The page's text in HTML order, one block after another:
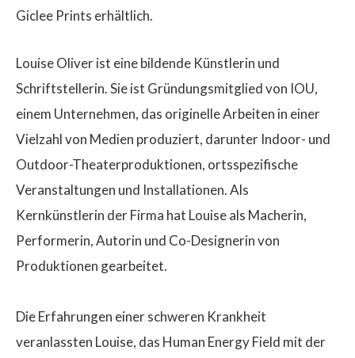
Giclee Prints erhältlich.
Louise Oliver ist eine bildende Künstlerin und
Schriftstellerin. Sie ist Gründungsmitglied von IOU,
einem Unternehmen, das originelle Arbeiten in einer
Vielzahl von Medien produziert, darunter Indoor- und
Outdoor-Theaterproduktionen, ortsspezifische
Veranstaltungen und Installationen. Als
Kernkünstlerin der Firma hat Louise als Macherin,
Performerin, Autorin und Co-Designerin von
Produktionen gearbeitet.
Die Erfahrungen einer schweren Krankheit
veranlassten Louise, das Human Energy Field mit der